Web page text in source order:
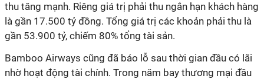
thu tăng mạnh. Riêng giá trị phải thu ngắn hạn khách hàng
là gần 17.500 tỷ đồng. Tổng giá trị các khoản phải thu là
gần 53.900 tỷ, chiếm 80% tổng tài sản.
Bamboo Airways cũng đã báo lỗ sau thời gian đầu có lãi
nhờ hoạt động tài chính. Trong năm bay thương mại đầu